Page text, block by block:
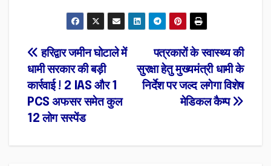
Post
navigation
पत्रकारों के स्वास्थ्य की
सुरक्षा हेतु मुख्यमंत्री धामी के
निर्देश पर जल्द लगेगा विशेष
मेडिकल कैम्प
हरिद्वार जमीन घोटाले में
धामी सरकार की बड़ी
कार्रवाई ! 2 IAS और 1
PCS अफसर समेत कुल
12 लोग सस्पेंड